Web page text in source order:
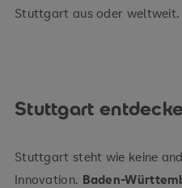
Stuttgart aus oder weltweit.
Stuttgart
Stuttgart steht wie keine
Innovation. Baden-